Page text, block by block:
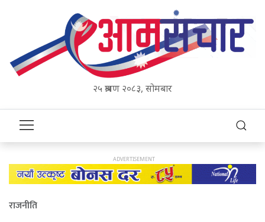
२५ श्रावण २०८३, सोमबार
राजनीति